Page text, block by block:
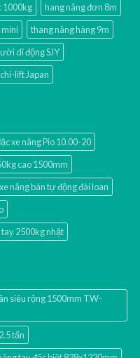
1000kg
hang nâng đơn 8m
mini
thang nâng hàng 9m
di động SJY
lift Japan
xe nâng Pio 10.00-20
cao 1500mm
xe nâng bán tự động đài loan
tay 2500kg nhật
siêu rộng 1500mm TW-
tấn